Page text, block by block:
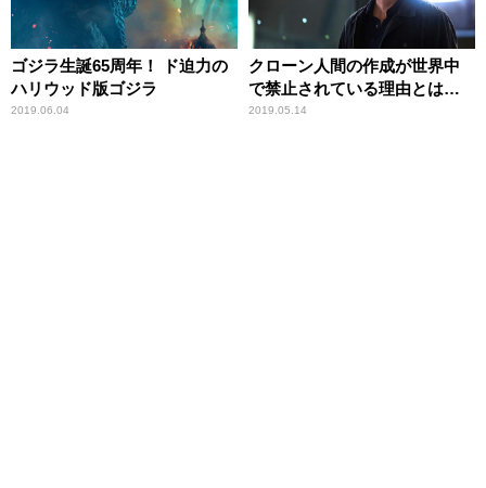
ゴジラ生誕65周年！ ド迫力の
ハリウッド版ゴジラ
2019.06.04
クローン人間の作成が世界中
で禁止されている理由とは…
2019.05.14